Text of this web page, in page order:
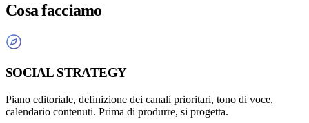
Cosa facciamo
SOCIAL STRATEGY
Piano editoriale, definizione dei canali prioritari, tono di voce,
calendario contenuti. Prima di produrre, si progetta.